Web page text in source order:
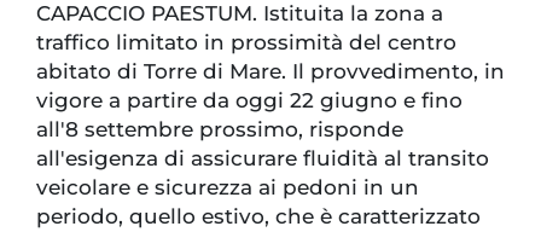
CAPACCIO PAESTUM. Istituita la zona a
traffico limitato in prossimità del centro
abitato di Torre di Mare. Il provvedimento, in
vigore a partire da oggi 22 giugno e fino
all'8 settembre prossimo, risponde
all'esigenza di assicurare fluidità al transito
veicolare e sicurezza ai pedoni in un
periodo, quello estivo, che è caratterizzato